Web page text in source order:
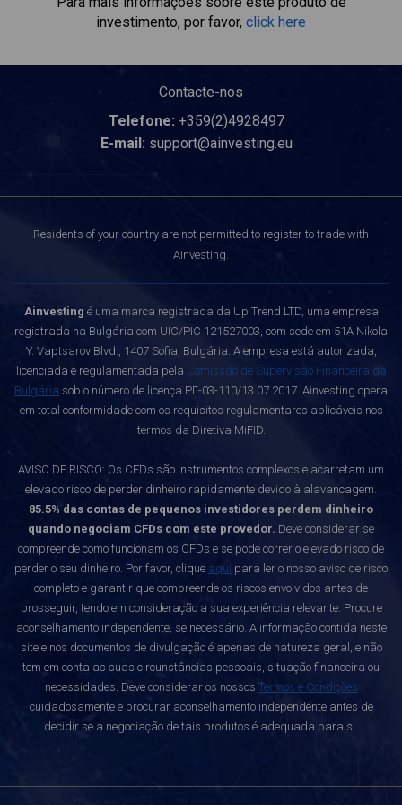
investimento, por favor, click here
Contacte-nos
Telefone: +359(2)4928497
E-mail: support@ainvesting.eu
Residents of your country are not permitted to register to trade with
Ainvesting.
Ainvesting é uma marca registrada da Up Trend LTD, uma empresa
registrada na Bulgária com UIC/PIC 121527003, com sede em 51A Nikola
Y. Vaptsarov Blvd., 1407 Sófia, Bulgária. A empresa está autorizada,
licenciada e regulamentada pela Comissão de Supervisão Financeira da
Bulgária sob o número de licença РГ-03-110/13.07.2017. Ainvesting opera
em total conformidade com os requisitos regulamentares aplicáveis nos
termos da Diretiva MiFID.
AVISO DE RISCO: Os CFDs são instrumentos complexos e acarretam um
elevado risco de perder dinheiro rapidamente devido à alavancagem.
85.5% das contas de pequenos investidores perdem dinheiro
quando negociam CFDs com este provedor. Deve considerar se
compreende como funcionam os CFDs e se pode correr o elevado risco de
perder o seu dinheiro. Por favor, clique aqui para ler o nosso aviso de risco
completo e garantir que compreende os riscos envolvidos antes de
prosseguir, tendo em consideração a sua experiência relevante. Procure
aconselhamento independente, se necessário. A informação contida neste
site e nos documentos de divulgação é apenas de natureza geral, e não
tem em conta as suas circunstâncias pessoais, situação financeira ou
necessidades. Deve considerar os nossos Termos e Condições
cuidadosamente e procurar aconselhamento independente antes de
decidir se a negociação de tais produtos é adequada para si.